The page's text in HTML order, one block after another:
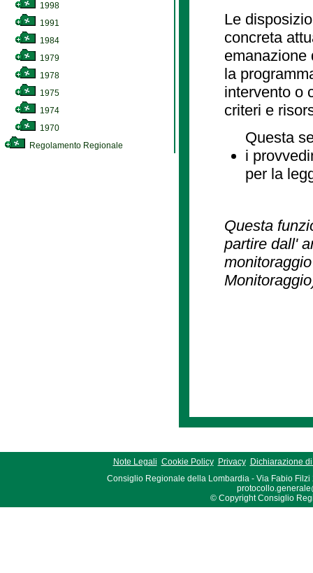
1998
1991
1984
1979
1978
1975
1974
1970
Regolamento Regionale
Le
concreta
emanazione
la
intervento o
criteri e
Questa
i
per la
Questa
partire dall'
Note Legali Cookie Policy Privacy
Dichiarazione
Consiglio Regionale della Lombardia - Via Fabio Filzi
© Copyright Consiglio